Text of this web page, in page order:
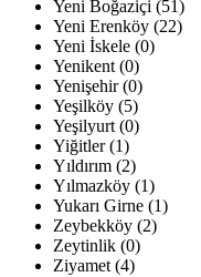
Yeni Boğaziçi (51)
Yeni Erenköy (22)
Yeni İskele (0)
Yenikent (0)
Yenişehir (0)
Yeşilköy (5)
Yeşilyurt (0)
Yiğitler (1)
Yıldırım (2)
Yılmazköy (1)
Yukarı Girne (1)
Zeybekköy (2)
Zeytinlik (0)
Ziyamet (4)